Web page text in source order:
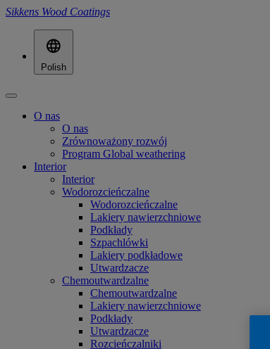
Sikkens Wood Coatings
Polish
O nas
O nas
Zrównoważony rozwój
Program Global weathering
Interior
Interior
Wodorozcieńczalne
Wodorozcieńczalne
Lakiery nawierzchniowe
Podkłady
Szpachlówki
Lakiery podkładowe
Utwardzacze
Chemoutwardzalne
Chemoutwardzalne
Lakiery nawierzchniowe
Podkłady
Utwardzacze
Rozcieńczalniki